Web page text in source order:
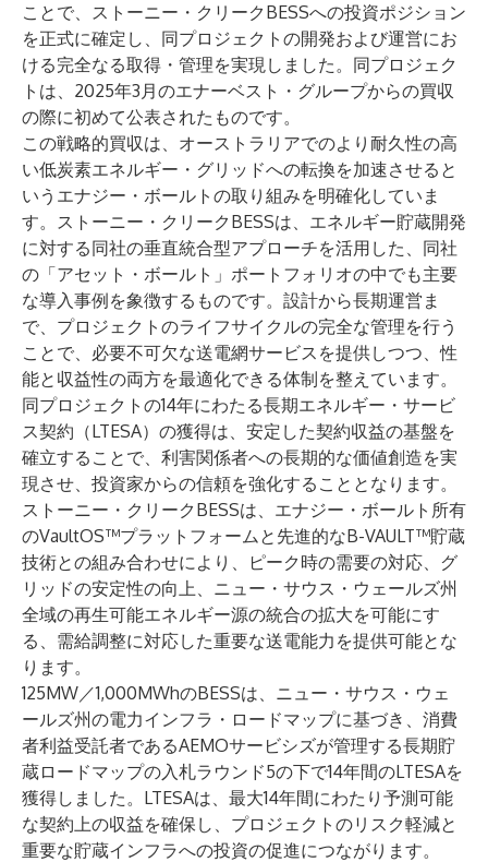
ことで、ストーニー・クリークBESSへの投資ポジション
を正式に確定し、同プロジェクトの開発および運営にお
ける完全なる取得・管理を実現しました。同プロジェク
トは、 2025年3月のエナーベスト・グループからの買収
の際に初めて公表されたものです。
この戦略的買収は、オーストラリアでのより耐久性の高
い低炭素エネルギー・グリッドへの転換を加速させると
いうエナジー・ボールトの取り組みを明確化していま
す。ストーニー・クリークBESSは、エネルギー貯蔵開発
に対する同社の垂直統合型アプローチを活用した、同社
の「アセット・ボールト」ポートフォリオの中でも主要
な導入事例を象徴するものです。設計から長期運営ま
で、プロジェクトのライフサイクルの完全な管理を行う
ことで、必要不可欠な送電網サービスを提供しつつ、性
能と収益性の両方を最適化できる体制を整えています。
同プロジェクトの14年にわたる長期エネルギー・サービ
ス契約（LTESA）の獲得は、安定した契約収益の基盤を
確立することで、利害関係者への長期的な価値創造を実
現させ、投資家からの信頼を強化することとなります。
ストーニー・クリークBESSは、エナジー・ボールト所有
のVaultOS™プラットフォームと先進的なB-VAULT™貯蔵
技術との組み合わせにより、ピーク時の需要の対応、グ
リッドの安定性の向上、ニュー・サウス・ウェールズ州
全域の再生可能エネルギー源の統合の拡大を可能にす
る、需給調整に対応した重要な送電能力を提供可能とな
ります。
125MW／1,000MWhのBESSは、ニュー・サウス・ウェ
ールズ州の電力インフラ・ロードマップに基づき、消費
者利益受託者であるAEMOサービシズが管理する長期貯
蔵ロードマップの入札ラウンド5の下で14年間のLTESAを
獲得しました。LTESAは、最大14年間にわたり予測可能
な契約上の収益を確保し、プロジェクトのリスク軽減と
重要な貯蔵インフラへの投資の促進につながります。